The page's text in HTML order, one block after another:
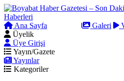
Ana Sayfa Galeri
Üyelik
Üye Girişi
Yayın/Gazete
Yayınlar
Kategoriler